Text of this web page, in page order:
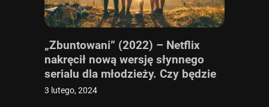
„Zbuntowani” (2022) – Netflix
nakręcił nową wersję słynnego
serialu dla młodzieży. Czy będzie
2. sezon produkcji?
3 lutego, 2024